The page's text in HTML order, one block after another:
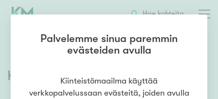
Hae kohteita
Kiveliönkatu,Kiveliö,Tampere
Palvelemme sinua paremmin
evästeiden avulla
Kiinteistömaailma käyttää
verkkopalvelussaan evästeitä, joiden avulla